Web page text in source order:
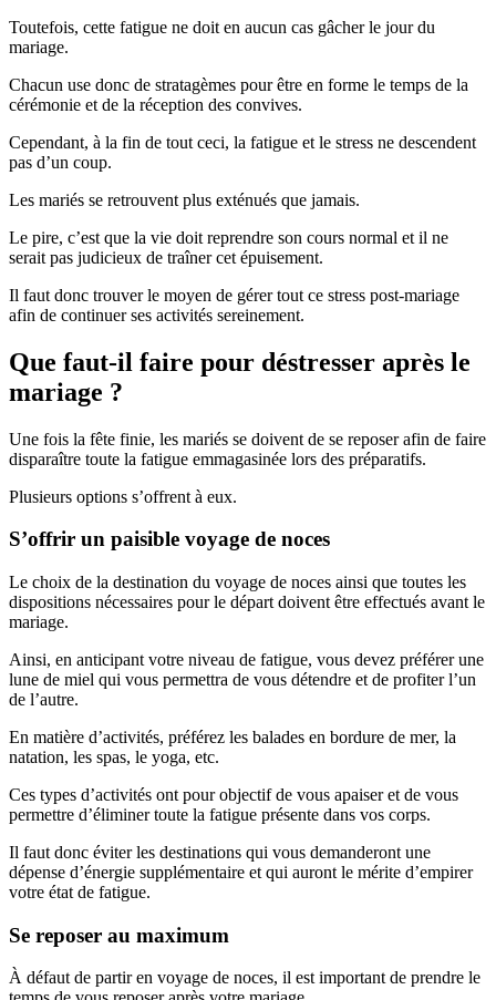
Toutefois, cette fatigue ne doit en aucun cas gâcher le jour du
mariage.
Chacun use donc de stratagèmes pour être en forme le temps de la
cérémonie et de la réception des convives.
Cependant, à la fin de tout ceci, la fatigue et le stress ne descendent
pas d’un coup.
Les mariés se retrouvent plus exténués que jamais.
Le pire, c’est que la vie doit reprendre son cours normal et il ne
serait pas judicieux de traîner cet épuisement.
Il faut donc trouver le moyen de gérer tout ce stress post-mariage
afin de continuer ses activités sereinement.
Que faut-il faire pour déstresser après le
mariage ?
Une fois la fête finie, les mariés se doivent de se reposer afin de faire
disparaître toute la fatigue emmagasinée lors des préparatifs.
Plusieurs options s’offrent à eux.
S’offrir un paisible voyage de noces
Le choix de la destination du voyage de noces ainsi que toutes les
dispositions nécessaires pour le départ doivent être effectués avant le
mariage.
Ainsi, en anticipant votre niveau de fatigue, vous devez préférer une
lune de miel qui vous permettra de vous détendre et de profiter l’un
de l’autre.
En matière d’activités, préférez les balades en bordure de mer, la
natation, les spas, le yoga, etc.
Ces types d’activités ont pour objectif de vous apaiser et de vous
permettre d’éliminer toute la fatigue présente dans vos corps.
Il faut donc éviter les destinations qui vous demanderont une
dépense d’énergie supplémentaire et qui auront le mérite d’empirer
votre état de fatigue.
Se reposer au maximum
À défaut de partir en voyage de noces, il est important de prendre le